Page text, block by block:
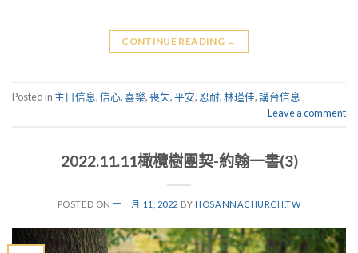
CONTINUE READING →
Posted in 主日信息,信心,喜樂,喪失,平安, 忍耐,林瑾佳,講台信息
Leave a comment
2022.11.11橄欖樹團契-約翰一書(3)
POSTED ON十一月 11, 2022 BYHOSANNACHURCH.TW